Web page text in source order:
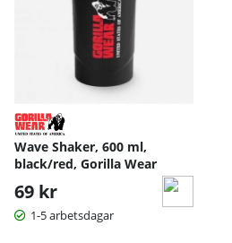
Wave Shaker, 600 ml,
black/red, Gorilla Wear
69 kr
1-5 arbetsdagar